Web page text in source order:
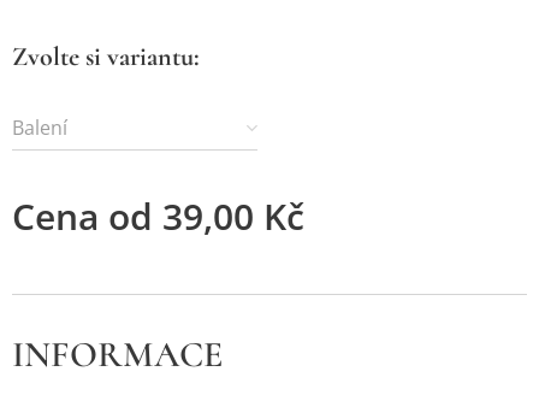
Zvolte si variantu:
Balení
Cena od 39,00 Kč
INFORMACE